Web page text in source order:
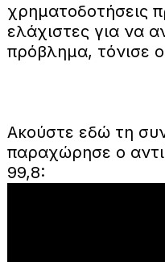
χρηματοδοτήσεις
ελάχιστες για να
πρόβλημα, τόνισε
Ακούστε εδώ τη
παραχώρησε ο
99,8: